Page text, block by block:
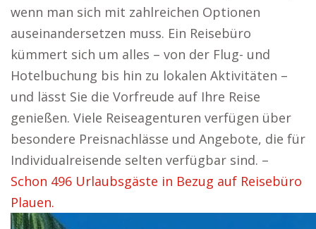
wenn man sich mit zahlreichen Optionen
auseinandersetzen muss. Ein Reisebüro
kümmert sich um alles – von der Flug- und
Hotelbuchung bis hin zu lokalen Aktivitäten –
und lässt Sie die Vorfreude auf Ihre Reise
genießen. Viele Reiseagenturen verfügen über
besondere Preisnachlässe und Angebote, die für
Individualreisende selten verfügbar sind. –
Schon 496 Urlaubsgäste in Bezug auf Reisebüro
Plauen.